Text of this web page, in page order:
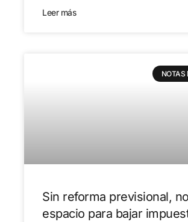
Leer más
NOTAS
Sin reforma previsional,
espacio para bajar